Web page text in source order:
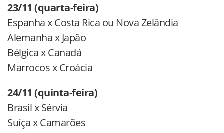
23/11 (quarta-feira)
Espanha x Costa Rica ou Nova Zelândia
Alemanha x Japão
Bélgica x Canadá
Marrocos x Croácia
24/11 (quinta-feira)
Brasil x Sérvia
Suíça x Camarões